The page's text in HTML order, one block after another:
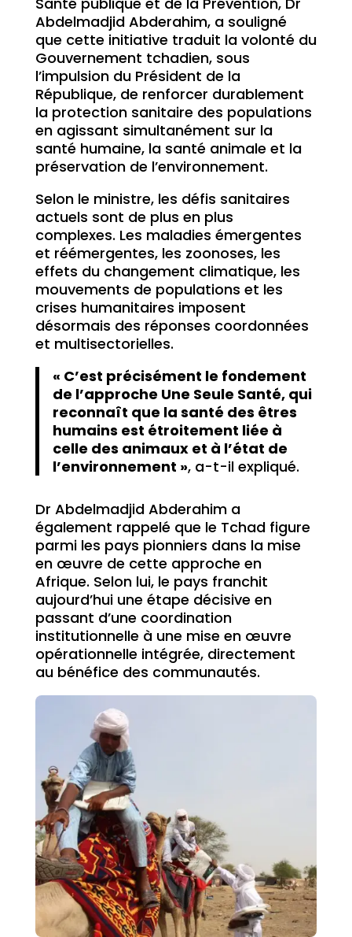
Abdelmadjid Abderahim, a souligné
que cette initiative traduit la volonté du
Gouvernement tchadien, sous
l’impulsion du Président de la
République, de renforcer durablement
la protection sanitaire des populations
en agissant simultanément sur la
santé humaine, la santé animale et la
préservation de l’environnement.
Selon le ministre, les défis sanitaires
actuels sont de plus en plus
complexes. Les maladies émergentes
et réémergentes, les zoonoses, les
effets du changement climatique, les
mouvements de populations et les
crises humanitaires imposent
désormais des réponses coordonnées
et multisectorielles.
« C’est précisément le fondement
de l’approche Une Seule Santé, qui
reconnaît que la santé des êtres
humains est étroitement liée à
celle des animaux et à l’état de
l’environnement », a-t-il expliqué.
Dr Abdelmadjid Abderahim a
également rappelé que le Tchad figure
parmi les pays pionniers dans la mise
en œuvre de cette approche en
Afrique. Selon lui, le pays franchit
aujourd’hui une étape décisive en
passant d’une coordination
institutionnelle à une mise en œuvre
opérationnelle intégrée, directement
au bénéfice des communautés.